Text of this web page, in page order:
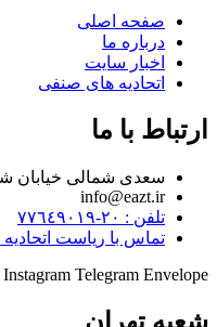
صفحه اصلی
درباره ما
اخبار سایت
اتحادیه های صنفی
ارتباط با ما
سعدی شمالی خیابان شهید
info@eazt.ir
تلفن : ٢٠-٧٧٦٤٩٠١٩
تماس با ریاست اتحادیه :
Instagram Telegram Envelope
شعبه تهران